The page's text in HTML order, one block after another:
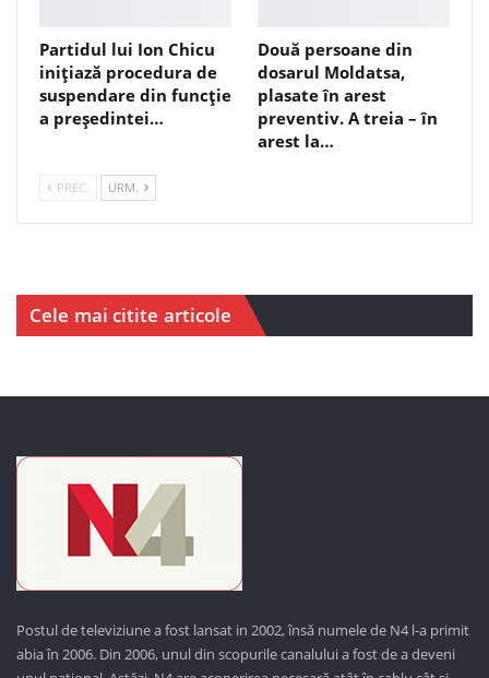
Partidul lui Ion Chicu
inițiază procedura de
suspendare din funcție
a președintei…
Două persoane din
dosarul Moldatsa,
plasate în arest
preventiv. A treia – în
arest la…
PREC. URM.
Cele mai citite articole
Postul de televiziune a fost lansat in 2002, însă numele de N4 l-a primit
abia în 2006. Din 2006, unul din scopurile canalului a fost de a deveni